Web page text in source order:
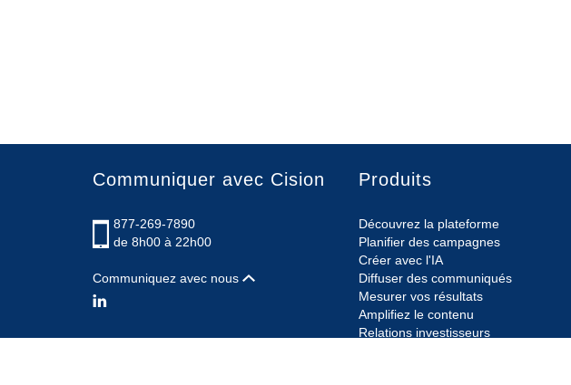
Communiquer avec Cision
877-269-7890
de 8h00 à 22h00
Communiquez avec nous
Produits
Découvrez la plateforme
Planifier des campagnes
Créer avec l'IA
Diffuser des communiqués
Mesurer vos résultats
Amplifiez le contenu
Relations investisseurs